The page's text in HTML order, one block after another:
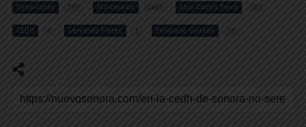
Entrevistas 787 Principales 1485 Alan Castro Parra 159
CEDH 5 Cervando Flores 1 Feliciano Guirado 75